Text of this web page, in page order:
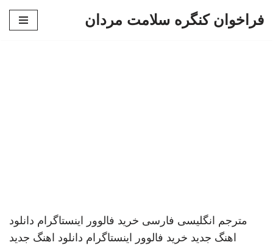
فراخوان کنگره سلامت مردان
مترجم انگلیسی فارسی خرید فالوور اینستاگرام دانلود
اهنگ جدید خرید فالوور اینستاگرام دانلود اهنگ جدید